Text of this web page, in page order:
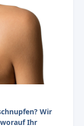
Wir
Ihr